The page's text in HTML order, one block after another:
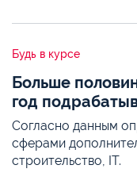
Будь в курсе
Больше
год
Согласно данным
сферами
строительство, IT.